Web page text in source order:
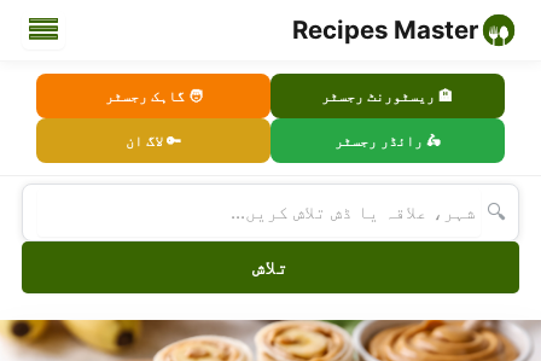
Recipes Master
🏨 ریسٹورنٹ رجسٹر 🧑 گاہک رجسٹر
🛵 رائڈر رجسٹر 🔑 لاگ ان
🔍
تلاش